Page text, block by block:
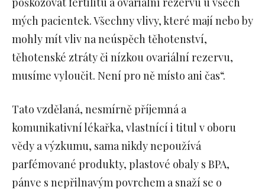
mých pacientek. Všechny vlivy, které mají nebo by
mohly mít vliv na neúspěch těhotenství,
těhotenské ztráty či nízkou ovariální rezervu,
musíme vyloučit. Není pro ně místo ani čas“.
Tato vzdělaná, nesmírně příjemná a
komunikativní lékařka, vlastnící i titul v oboru
vědy a výzkumu, sama nikdy nepoužívá
parfémované produkty, plastové obaly s BPA,
pánve s nepřilnavým povrchem a snaží se o